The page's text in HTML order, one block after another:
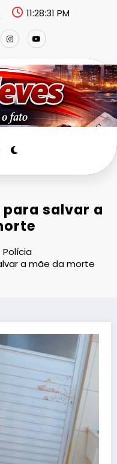
11:28:32 PM
salvar a
Polícia
a mãe da morte